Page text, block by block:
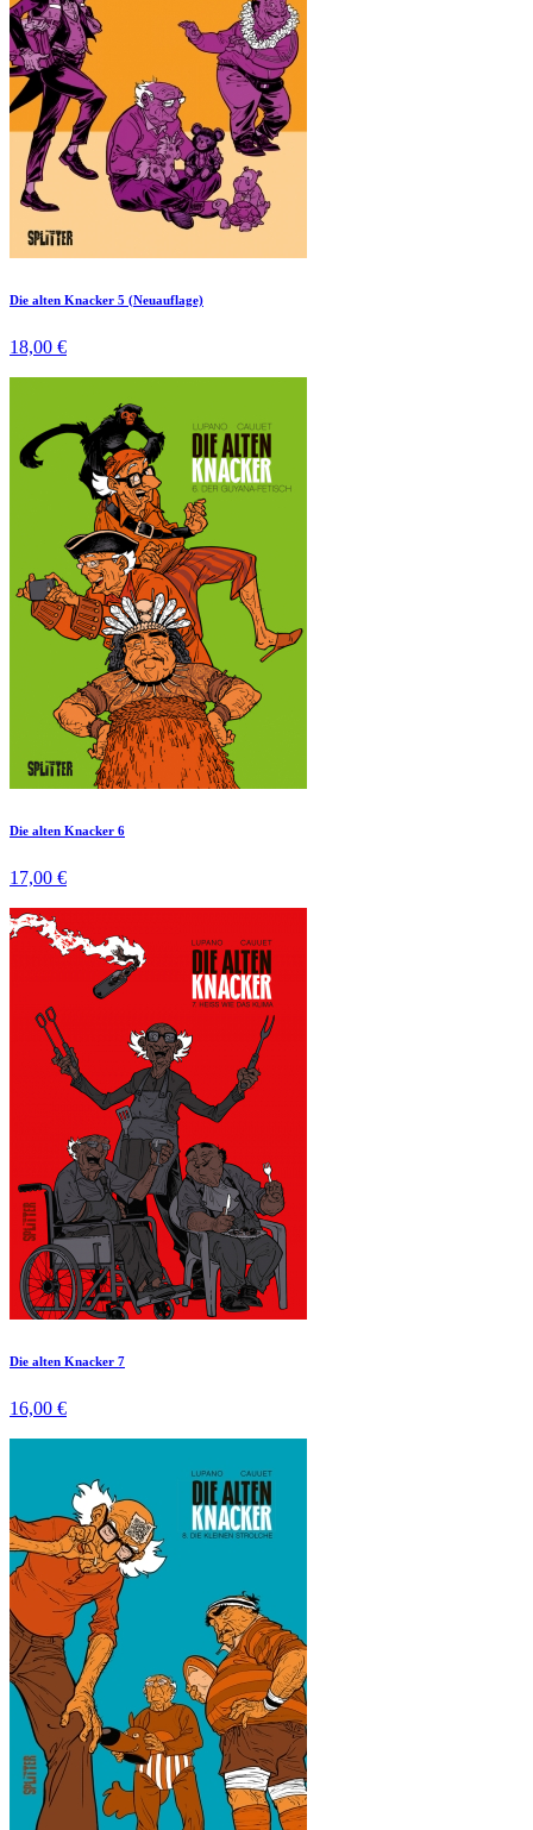
Die alten Knacker 5 (Neuauflage)
18,00 €
Die alten Knacker 6
17,00 €
Die alten Knacker 7
16,00 €